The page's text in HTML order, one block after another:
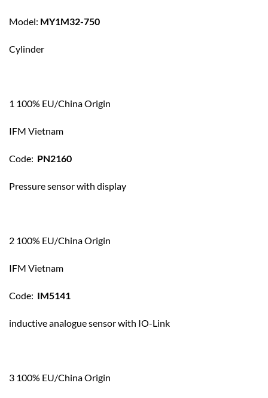
Model: MY1M32-750
Cylinder
1 100% EU/China Origin
IFM Vietnam
Code: PN2160
Pressure sensor with display
2 100% EU/China Origin
IFM Vietnam
Code: IM5141
inductive analogue sensor with IO-Link
3 100% EU/China Origin